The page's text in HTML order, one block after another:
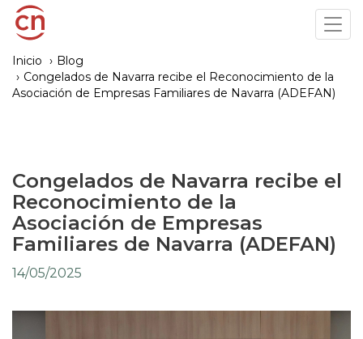
Pasar
principal
Inicio
Blog
Congelados de Navarra recibe el Reconocimiento de la
Asociación de Empresas Familiares de Navarra (ADEFAN)
Congelados de Navarra recibe el
Reconocimiento de la
Asociación de Empresas
Familiares de Navarra (ADEFAN)
14/05/2025